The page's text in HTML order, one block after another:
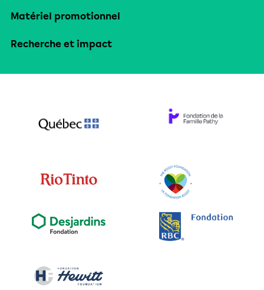
Matériel promotionnel
Recherche et impact